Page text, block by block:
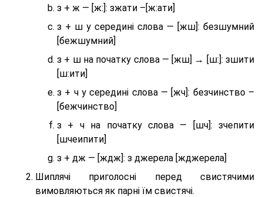
з + ж — [ж:]: зжати –[ж:ати]
з + ш у середині слова — [жш]: безшумний
[бежшумний]
з + ш на початку слова — [жш] → [ш:]: зшити
[ш:ити]
з + ч у середині слова — [жч]: безчинство –
[бежчинство]
з + ч на початку слова — [шч]: зчепити
[шчеипити]
з + дж — [ждж]: з джерела [жджерела]
Шиплячі приголосні перед свистячими
вимовляються як парні їм свистячі.